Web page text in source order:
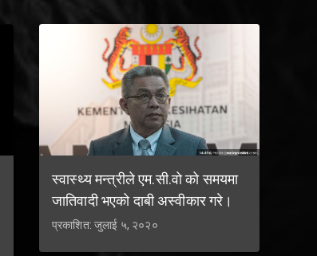
स्वास्थ्य मन्त्रीले एम.सी.वो को समयमा
जातिवादी भएको दाबी अस्वीकार गरे।
प्रकाशित: जुलाई ५, २०२०